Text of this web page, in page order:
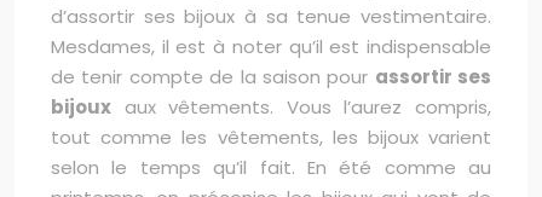
d’assortir ses bijoux à sa tenue vestimentaire.
Mesdames, il est à noter qu’il est indispensable
de tenir compte de la saison pour assortir ses
bijoux aux vêtements. Vous l’aurez compris,
tout comme les vêtements, les bijoux varient
selon le temps qu’il fait. En été comme au